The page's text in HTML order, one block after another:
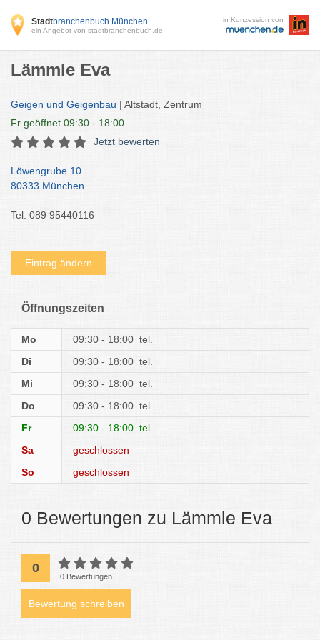
Stadtbranchenbuch München
ein Angebot von stadtbranchenbuch.de
in Konzession von
Lämmle Eva
Geigen und Geigenbau | Altstadt, Zentrum
Fr geöffnet 09:30 - 18:00
Jetzt bewerten
Löwengrube 10
80333 München
Tel: 089 95440116
Eintrag ändern
Öffnungszeiten
Mo 09:30 - 18:00 tel.
Di
09:30 - 18:00 tel.
Mi
09:30 - 18:00 tel.
Do
09:30 - 18:00 tel.
Fr
09:30 - 18:00 tel.
Sa
geschlossen
So
geschlossen
0 Bewertungen zu Lämmle Eva
0
0 Bewertungen
Bewertung schreiben